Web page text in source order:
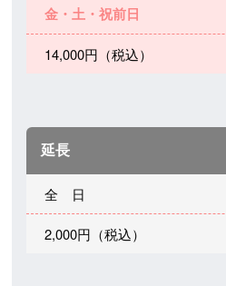
金・土・祝前日
14,000円（税込）
延長
全 日
2,000円（税込）